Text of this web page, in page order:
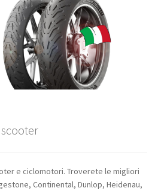
e ciclomotori. Troverete le migliori
Continental, Dunlop, Heidenau,